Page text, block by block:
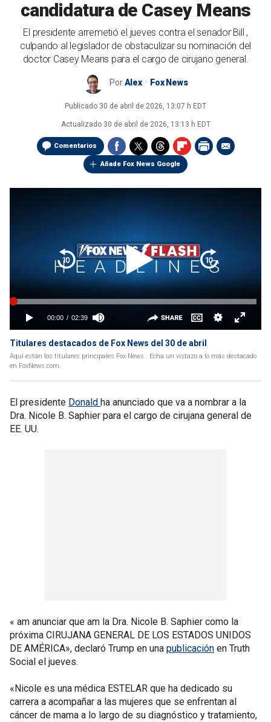
candidatura de Casey Means
El presidente arremetió el jueves contra el senador Bill ,
culpando al legislador de obstaculizar su nominación del
doctor Casey Means para el cargo de cirujano general.
PorAlex Fox News
Publicado 30 de abril de 2026, 13:07 h EDT
Actualizado 30 de abril de 2026, 13:13 h EDT
Comentarios
Añade Fox News Google
Titulares destacados de Fox News del 30 de abril
Aquí están los titulares principales Fox News . Echa un vistazo a lo más destacado
en FoxNews.com.
El presidente Donald ha anunciado que va a nombrar a la
Dra. Nicole B. Saphier para el cargo de cirujana general de
EE. UU.
« am anunciar que am la Dra. Nicole B. Saphier como la
próxima CIRUJANA GENERAL DE LOS ESTADOS UNIDOS
DE AMÉRICA», declaró Trump en una publicación en Truth
Social el jueves.
«Nicole es una médica ESTELAR que ha dedicado su
carrera a acompañar a las mujeres que se enfrentan al
cáncer de mama a lo largo de su diagnóstico y tratamiento,